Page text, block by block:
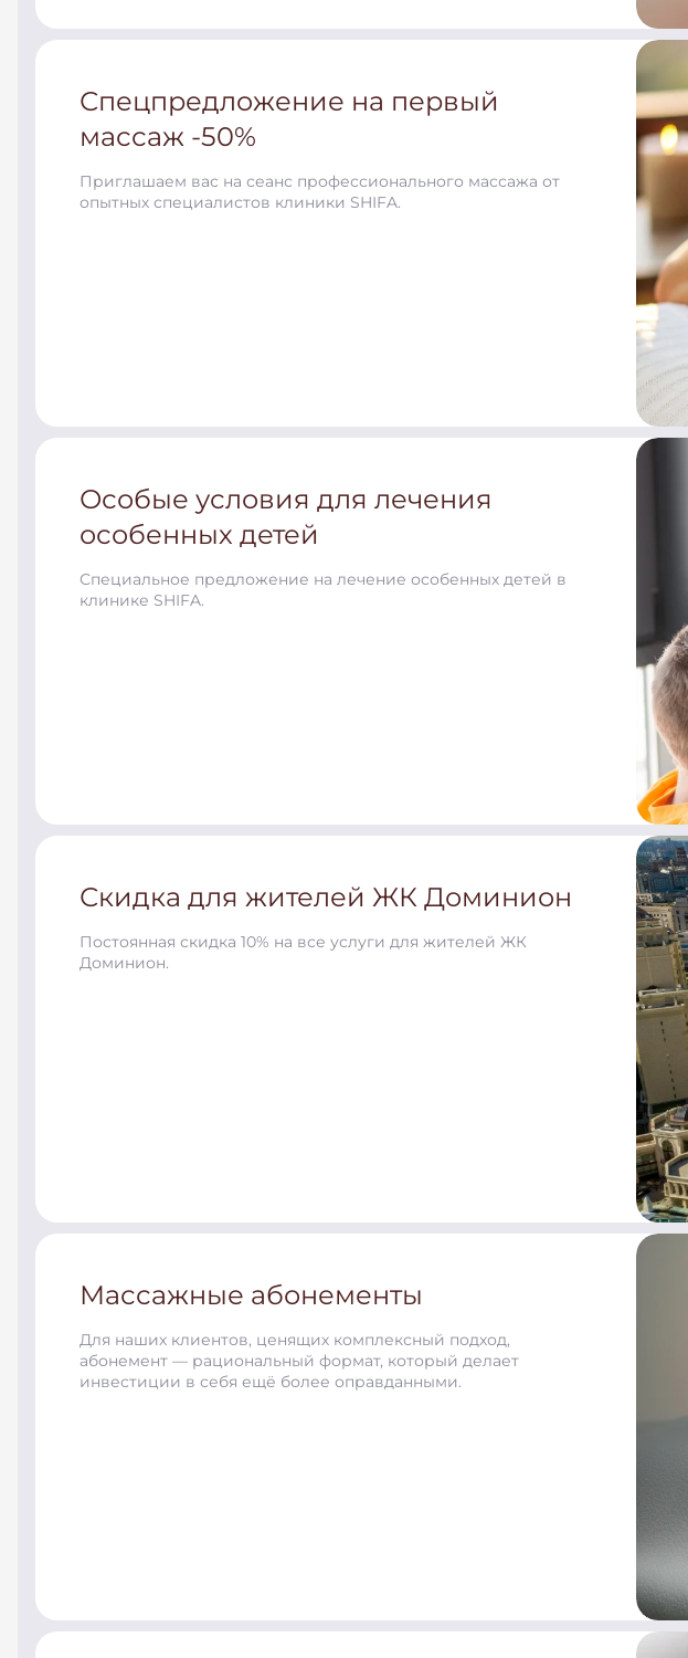
Спецпредложение на первый
массаж -50%
Приглашаем вас на сеанс профессионального массажа от
опытных специалистов клиники SHIFA.
Особые условия для лечения
особенных детей
Специальное предложение на лечение особенных детей в
клинике SHIFA.
Скидка для жителей ЖК Доминион
Постоянная скидка 10% на все услуги для жителей ЖК
Доминион.
Массажные абонементы
Для наших клиентов, ценящих комплексный подход,
абонемент — рациональный формат, который делает
инвестиции в себя ещё более оправданными.